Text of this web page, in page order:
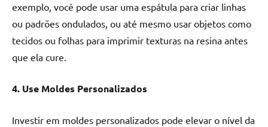
exemplo, você pode usar uma espátula para criar linhas
ou padrões ondulados, ou até mesmo usar objetos como
tecidos ou folhas para imprimir texturas na resina antes
que ela cure.
4. Use Moldes Personalizados
Investir em moldes personalizados pode elevar o nível da